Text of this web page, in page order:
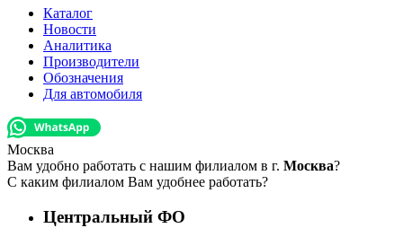
Каталог
Новости
Аналитика
Производители
Обозначения
Для автомобиля
Москва
Вам удобно работать с нашим филиалом в г. Москва?
С каким филиалом Вам удобнее работать?
Центральный ФО